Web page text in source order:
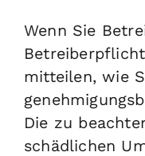
Wenn Sie
mitteilen, wie
Die zu
schädlichen